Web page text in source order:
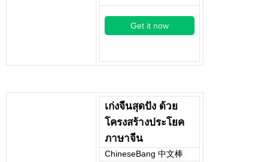
Get it now
เก่งจีนสุดปัง ด้วย
โครงสร้างประโยค
ภาษาจีน
ChineseBang 中文棒